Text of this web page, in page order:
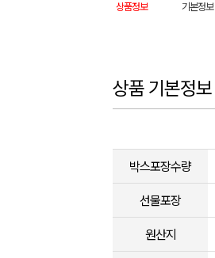
상품정보 기본정보
상품 기본정보
박스포장수량
선물포장
원산지